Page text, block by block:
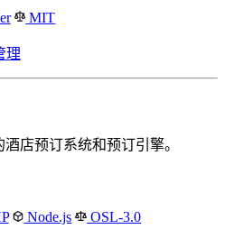
MIT
理
店预订系统和预订引擎。
Node.js OSL-3.0